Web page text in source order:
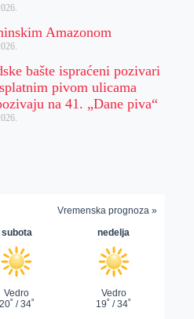
Amazonom
bašte ispraćeni pozivari
pivom ulicama
na 41. „Dane piva“